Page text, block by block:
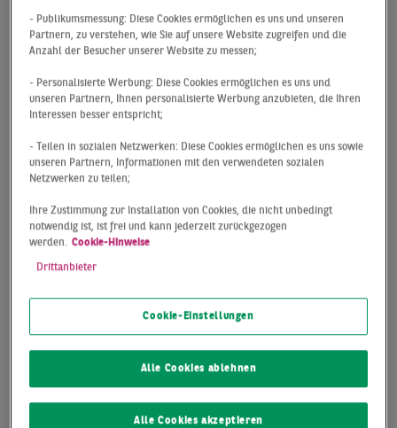
sich das Vertrauen der Investoren in die langfristig
positive Entwicklung des Büromarktes. Zu den
Real Estate begleiteten Verkäufe des Silberturms, des
Trading Centers der Commerzbank sowie der Deka-
Verwaltung in Niederrad.
- Publikumsmessung: Diese Cookies ermöglichen es uns und unseren
Partnern, zu verstehen, wie Sie auf unsere Website zugreifen und die
Anzahl der Besucher unserer Website zu messen;
- Personalisierte Werbung: Diese Cookies ermöglichen es uns und
unseren Partnern, Ihnen personalisierte Werbung anzubieten, die Ihren
Interessen besser entspricht;
- Teilen in sozialen Netzwerken: Diese Cookies ermöglichen es uns sowie
unseren Partnern, Informationen mit den verwendeten sozialen
Netzwerken zu teilen;
Ihre Zustimmung zur Installation von Cookies, die nicht unbedingt
notwendig ist, ist frei und kann jederzeit zurückgezogen
werden. Cookie-Hinweise
Drittanbieter
Cookie-Einstellungen
Alle Cookies ablehnen
Alle Cookies akzeptieren